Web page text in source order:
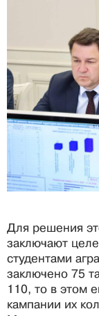
Для решения
заключают
студентами
заключено 75
110, то в этом
кампании их